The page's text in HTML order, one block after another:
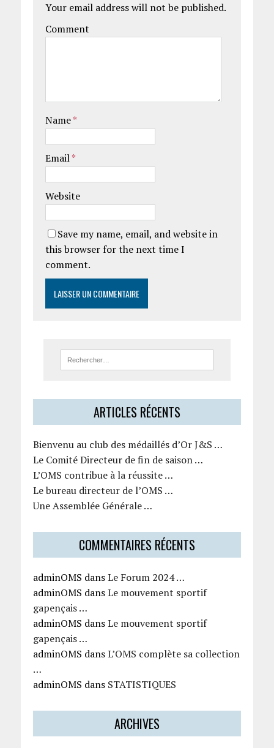
Your email address will not be published.
Comment
Name*
Email*
Website
Save my name, email, and website in
this browser for the next time I
comment.
ARTICLES RÉCENTS
Bienvenu au club des médaillés d’Or J&S …
Le Comité Directeur de fin de saison …
L’OMS contribue à la réussite …
Le bureau directeur de l’OMS …
Une Assemblée Générale …
COMMENTAIRES RÉCENTS
adminOMS dansLe Forum 2024 …
adminOMS dansLe mouvement sportif
gapençais …
adminOMS dansLe mouvement sportif
gapençais …
adminOMS dansL’OMS complète sa collection
…
adminOMS dans STATISTIQUES
ARCHIVES